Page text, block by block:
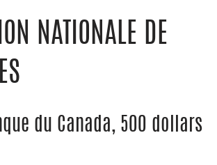
NATIONALE DE
du Canada, 500 dollars